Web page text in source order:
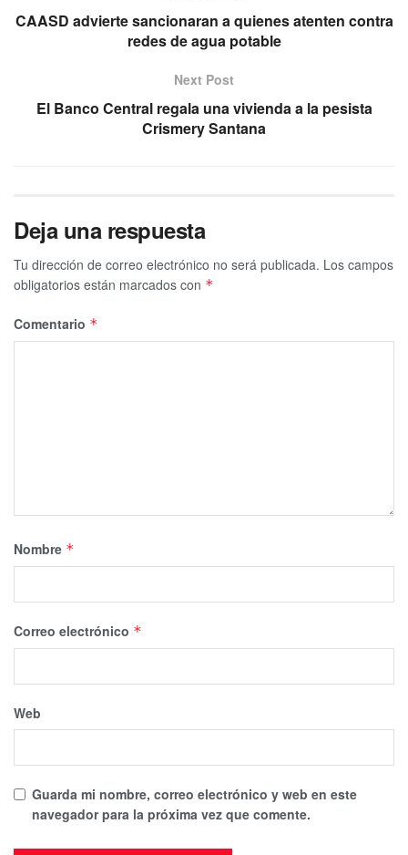
CAASD advierte sancionaran a quienes atenten contra
redes de agua potable
Next Post
El Banco Central regala una vivienda a la pesista
Crismery Santana
Deja una respuesta
Tu dirección de correo electrónico no será publicada. Los campos
obligatorios están marcados con *
Comentario *
Nombre *
Correo electrónico *
Web
Guarda mi nombre, correo electrónico y web en este
navegador para la próxima vez que comente.